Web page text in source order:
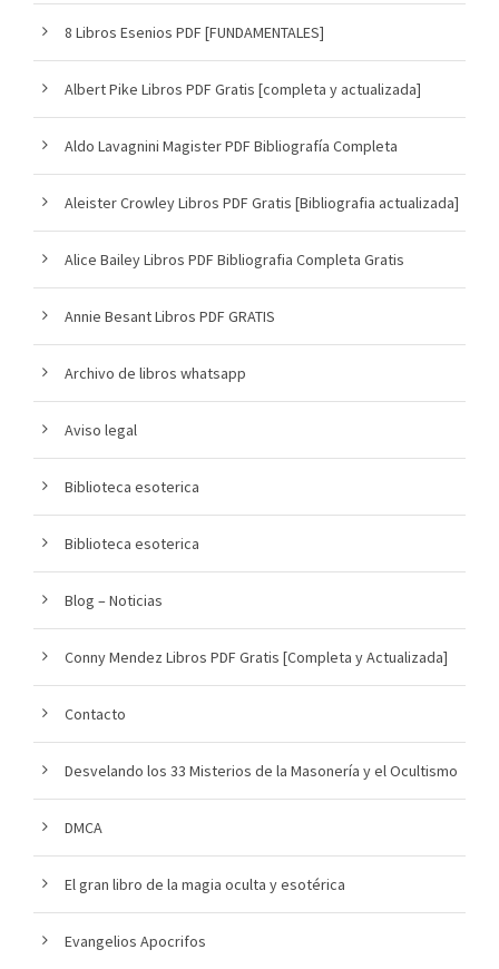
8 Libros Esenios PDF [FUNDAMENTALES]
Albert Pike Libros PDF Gratis [completa y actualizada]
Aldo Lavagnini Magister PDF Bibliografía Completa
Aleister Crowley Libros PDF Gratis [Bibliografia actualizada]
Alice Bailey Libros PDF Bibliografia Completa Gratis
Annie Besant Libros PDF GRATIS
Archivo de libros whatsapp
Aviso legal
Biblioteca esoterica
Biblioteca esoterica
Blog – Noticias
Conny Mendez Libros PDF Gratis [Completa y Actualizada]
Contacto
Desvelando los 33 Misterios de la Masonería y el Ocultismo
DMCA
El gran libro de la magia oculta y esotérica
Evangelios Apocrifos